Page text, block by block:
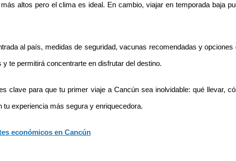
altos pero el clima es ideal. En cambio, viajar en temporada baja
al país, medidas de seguridad, vacunas recomendadas y opciones
te permitirá concentrarte en disfrutar del destino.
clave para que tu primer viaje a Cancún sea inolvidable: qué llevar,
experiencia más segura y enriquecedora.
económicos en Cancún